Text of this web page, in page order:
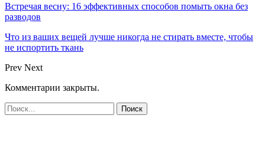
Встречая весну: 16 эффективных способов помыть окна без
разводов
Что из ваших вещей лучше никогда не стирать вместе, чтобы
не испортить ткань
Prev Next
Комментарии закрыты.